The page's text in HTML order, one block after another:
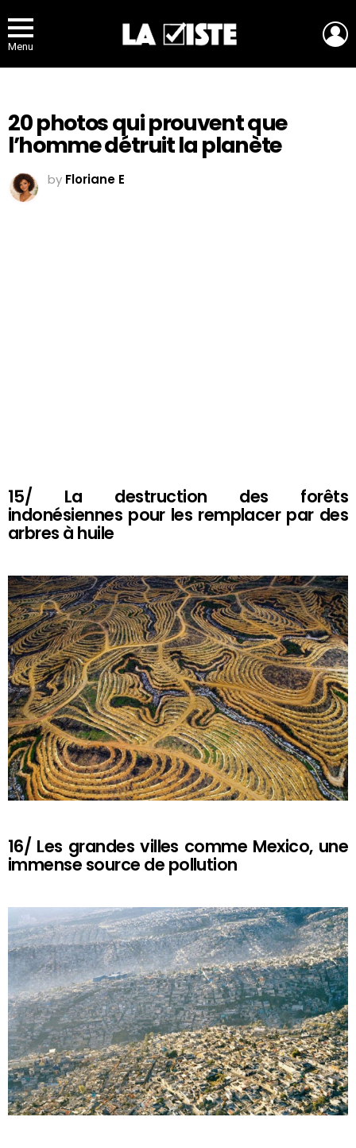
Menu
20 photos qui prouvent que
l’homme détruit la planète
by Floriane E
15/ La destruction des forêts
indonésiennes pour les remplacer par des
arbres à huile
16/ Les grandes villes comme Mexico, une
immense source de pollution